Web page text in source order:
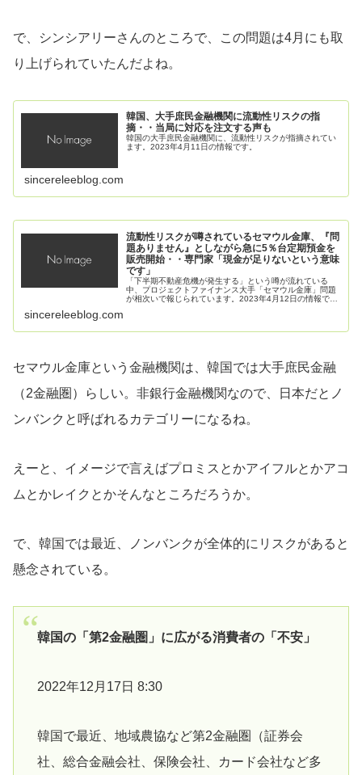
で、シンシアリーさんのところで、この問題は4月にも取
り上げられていたんだよね。
韓国、大手庶民金融機関に流動性リスクの指
摘・・当局に対応を注文する声も
韓国の大手庶民金融機関に、流動性リスクが指摘されてい
ます。2023年4月11日の情報です。
sincereleeblog.com
流動性リスクが噂されているセマウル金庫、『問
題ありません』としながら急に5％台定期預金を
販売開始・・専門家「現金が足りないという意味
です」
「下半期不動産危機が発生する」という噂が流れている
中、プロジェクトファイナンス大手「セマウル金庫」問題
が相次いで報じられています。2023年4月12日の情報で
sincereleeblog.com
セマウル金庫という金融機関は、韓国では大手庶民金融
（2金融圏）らしい。非銀行金融機関なので、日本だとノ
ンバンクと呼ばれるカテゴリーになるね。
えーと、イメージで言えばプロミスとかアイフルとかアコ
ムとかレイクとかそんなところだろうか。
で、韓国では最近、ノンバンクが全体的にリスクがあると
懸念されている。
韓国の「第2金融圏」に広がる消費者の「不安」
2022年12月17日 8:30
韓国で最近、地域農協など第2金融圏（証券会
社、総合金融会社、保険会社、カード会社など多